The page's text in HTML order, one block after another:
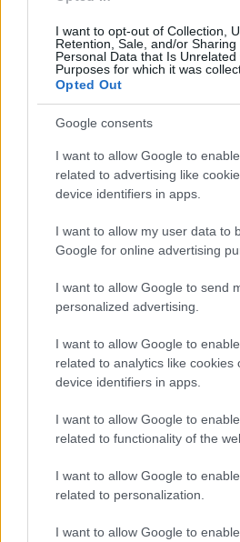
I want to opt-out of Collection,
Retention, Sale, and/or Sharing
Personal Data that Is Unrelated
Purposes for which it was
Opted Out
Google consents
I want to allow Google to
related to advertising like
device identifiers in apps.
I want to allow my user data to
Google for online advertising
I want to allow Google to send
personalized advertising.
I want to allow Google to
related to analytics like cookies
device identifiers in apps.
I want to allow Google to
related to functionality of the
I want to allow Google to
related to personalization.
I want to allow Google to
összevetésben a fogyasztói árak,
már csökkent.
A BAROKK ÖSSZES
GYŐRBEN
Majka koncert, jóga szeánsz,